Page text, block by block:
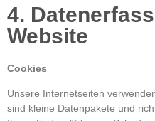
4.
Website
Cookies
Unsere Internetseiten
sind kleine Datenpakete und